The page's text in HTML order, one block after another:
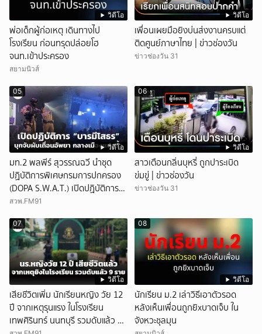
วิดีโอ
พ่อเด็กผู้ก่อเหตุ เดินทางไป
โรงเรียน ก่อนทรุดปล่อยโฮ
จนท.เข้าประครอง
สยามนิวส์
วิดีโอ
เพื่อนเผยมือยิงบ่นส่งงานครบแต่
ติดศูนย์ภาษาไทย | ข่าวช่องวัน
ข่าวช่องวัน 31
วิดีโอ
05
มท.2 พลพีร์ สุวรรณฉวี นำชุด
ปฏิบัติการพิเศษกรมการปกครอง
(DOPA S.W.A.T.) เปิดปฏิบัติการ
“บารมีโสธร” บุกจับผับเถื่อนอัพยา
อนุญาต
สวพ.FM91
วิดีโอ
06
สาวเตือนกลิ่นบุหรี่ ถูกปาระเบิด
ข่มขู่ | ข่าวช่องวัน
ข่าวช่องวัน 31
วิดีโอ
07
เสียชีวิตเพิ่ม นักเรียนหญิง วัย 12
ปี จากเหตุรุนแรง ในโรงเรียน
เทพศิรินทร์ นนทบุรี รวมดับแล้ว 9
วิดีโอ
08
นักเรียน ม.2 เล่าวิธีเอาตัวรอด
หลังเห็นเพื่อนถูกยิxบาดเจ็บ ใน
จังหวะชุลมุน